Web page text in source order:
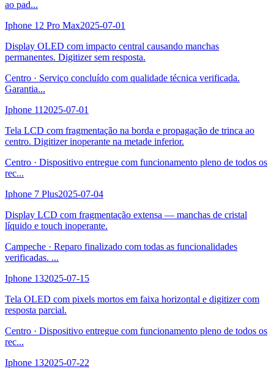
ao pad...
Iphone 12 Pro Max2025-07-01
Display OLED com impacto central causando manchas
permanentes. Digitizer sem resposta.
Centro · Serviço concluído com qualidade técnica verificada.
Garantia...
Iphone 11 2025-07-01
Tela LCD com fragmentação na borda e propagação de trinca ao
centro. Digitizer inoperante na metade inferior.
Centro · Dispositivo entregue com funcionamento pleno de todos os
rec...
Iphone 7 Plus2025-07-04
Display LCD com fragmentação extensa — manchas de cristal
líquido e touch inoperante.
Campeche · Reparo finalizado com todas as funcionalidades
verificadas. ...
Iphone 132025-07-15
Tela OLED com pixels mortos em faixa horizontal e digitizer com
resposta parcial.
Centro · Dispositivo entregue com funcionamento pleno de todos os
rec...
Iphone 132025-07-22